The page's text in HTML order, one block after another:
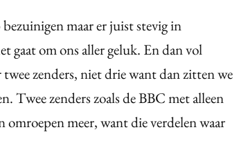
maar er juist stevig in
gaat om ons aller geluk. En dan vol
zenders, niet drie want dan zitten we
Twee zenders zoals de BBC met alleen
omroepen meer, want die verdelen waar